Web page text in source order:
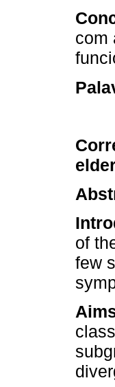
com
of
few